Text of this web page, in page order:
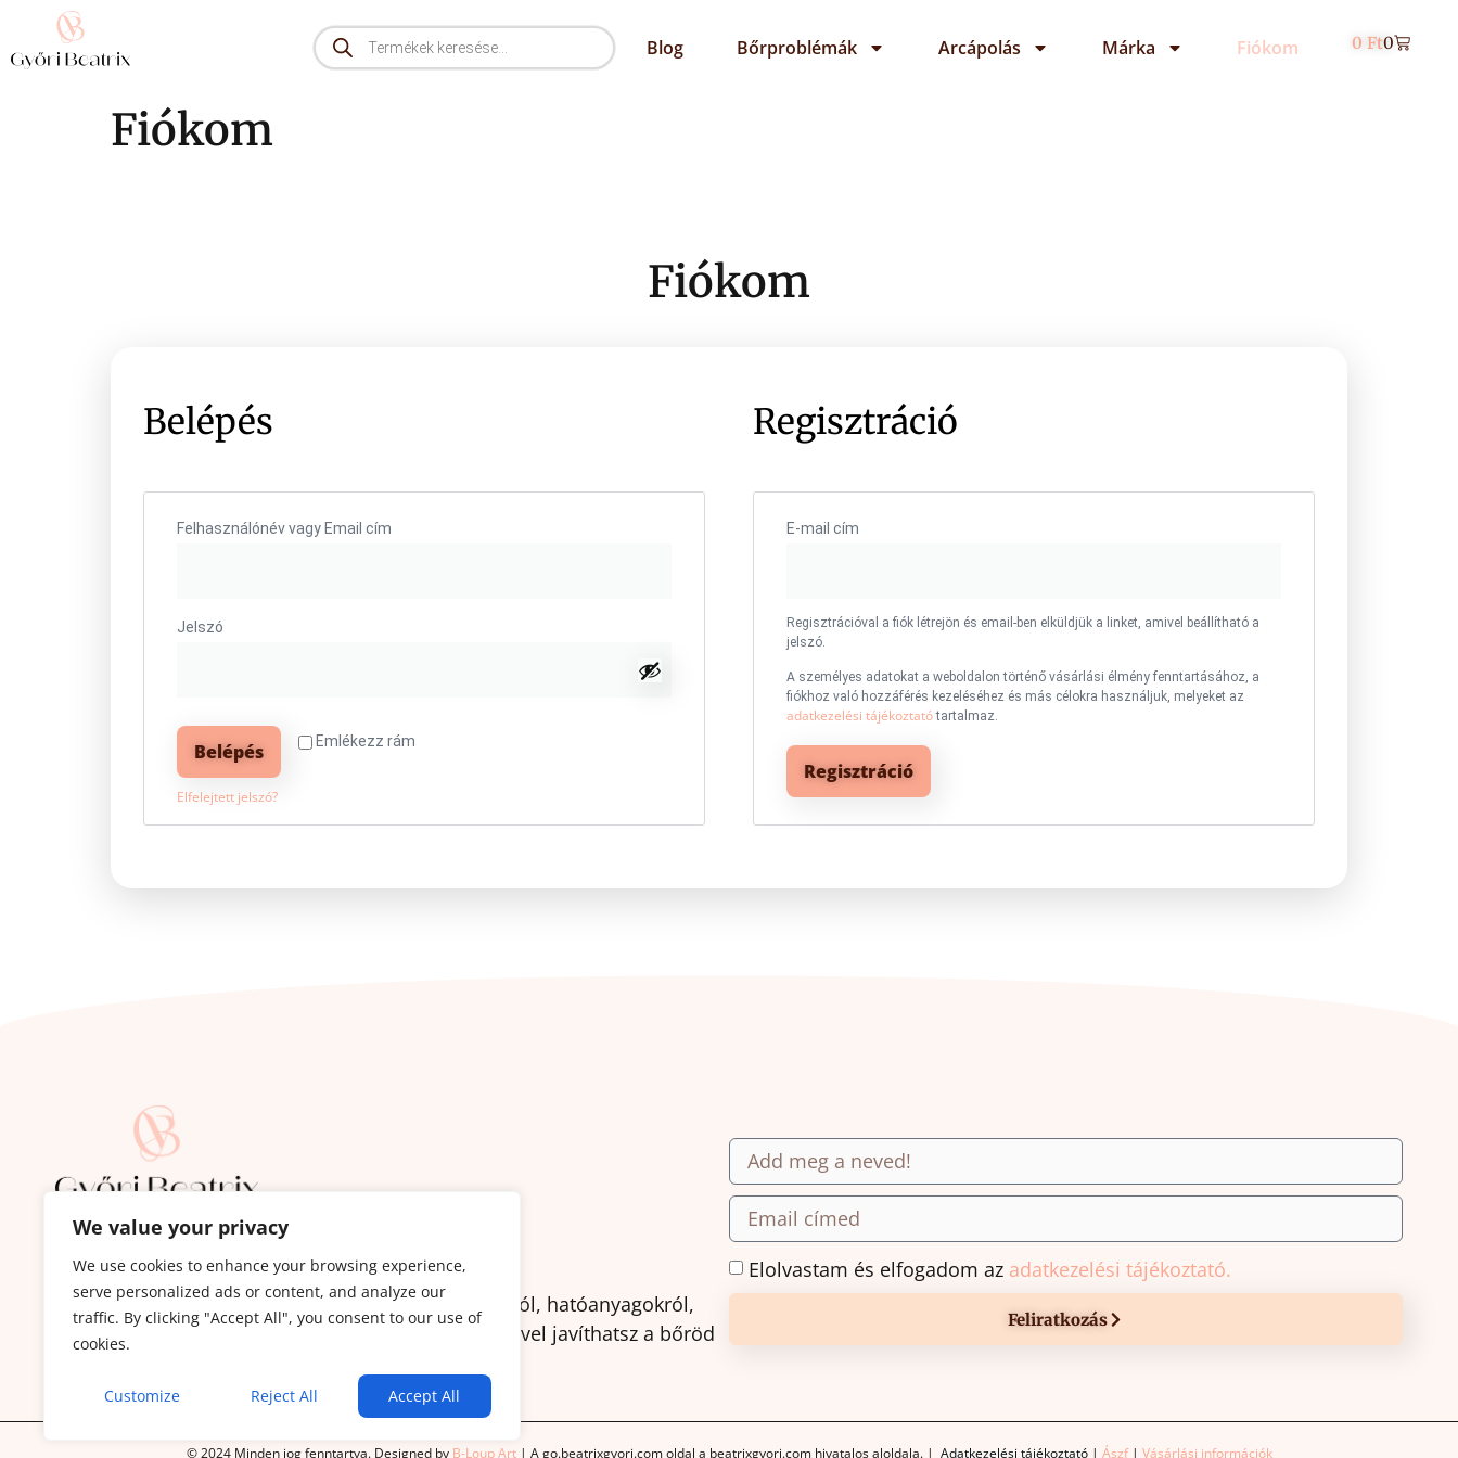
We value your privacy
We use cookies to enhance your browsing experience,
serve personalized ads or content, and analyze our
traffic. By clicking "Accept All", you consent to our use of
cookies.
Customize Reject All Accept All
Blog Bőrproblémák Arcápolás Márka Fiókom 0 Ft0
Fiókom
Fiókom
Belépés
Felhasználónév vagy Email cím
Jelszó
Emlékezz rám
Belépés
Elfelejtett jelszó?
Regisztráció
E-mail cím
Regisztrációval a fiók létrejön és email-ben elküldjük a linket, amivel beállítható a
jelszó.
A személyes adatokat a weboldalon történő vásárlási élmény fenntartásához, a
fiókhoz való hozzáférés kezeléséhez és más célokra használjuk, melyeket az
adatkezelési tájékoztatótartalmaz.
Regisztráció
Iratkozz fel a Bőrápoló Hírlevélre:
Ez nem a szokásos hírlevél: termékajánló és spam.
100%-ban hasznos tartalom bőr és szépségápolásról, hatóanyagokról,
bőrproblémák kezeléséről és minden olyanról, amivel javíthatsz a bőröd
Elolvastam és elfogadom az adatkezelési tájékoztató.
Feliratkozás
© 2024 Minden jog fenntartva. Designed by B-Loup Art| A go.beatrixgyori.com oldal a beatrixgyori.com hivatalos aloldala. | Adatkezelési tájékoztató | Ászf| Vásárlási információk